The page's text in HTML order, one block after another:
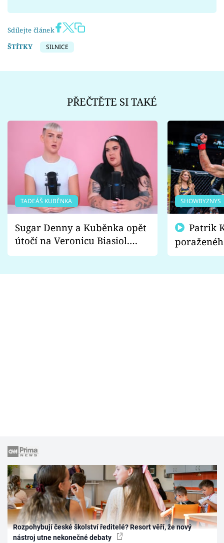
Sdílejte článek
ŠTÍTKY
SILNICE
PŘEČTĚTE SI TAKÉ
TADEÁŠ KUBĚNKA
Sugar Denny a Kuběnka opět
útočí na Veronicu Biasiol.
Proč je podle nich falešná a
SHOWBYZNYS
fanoušci
Rozpohybují české školství ředitelé? Resort věří, že nový
nástroj utne nekonečné debaty